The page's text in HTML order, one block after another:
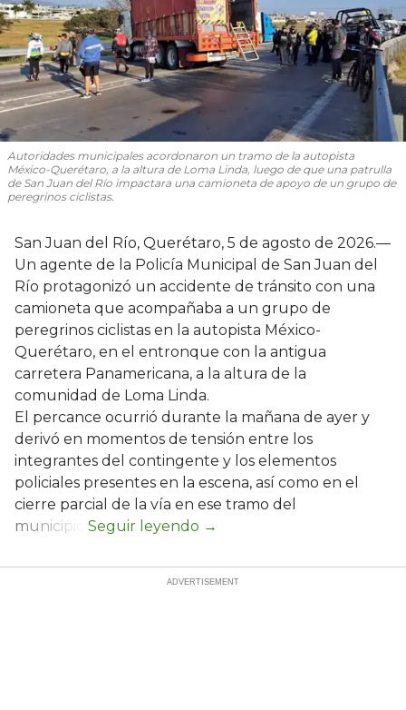
Autoridades municipales acordonaron un tramo de la autopista
México-Querétaro, a la altura de Loma Linda, luego de que una patrulla
de San Juan del Río impactara una camioneta de apoyo de un grupo de
peregrinos ciclistas.
San Juan del Río, Querétaro, 5 de agosto de 2026.—
Un agente de la Policía Municipal de San Juan del
Río protagonizó un accidente de tránsito con una
camioneta que acompañaba a un grupo de
peregrinos ciclistas en la autopista México-
Querétaro, en el entronque con la antigua
carretera Panamericana, a la altura de la
comunidad de Loma Linda.
El percance ocurrió durante la mañana de ayer y
derivó en momentos de tensión entre los
integrantes del contingente y los elementos
policiales presentes en la escena, así como en el
cierre parcial de la vía en ese tramo del
municipio.